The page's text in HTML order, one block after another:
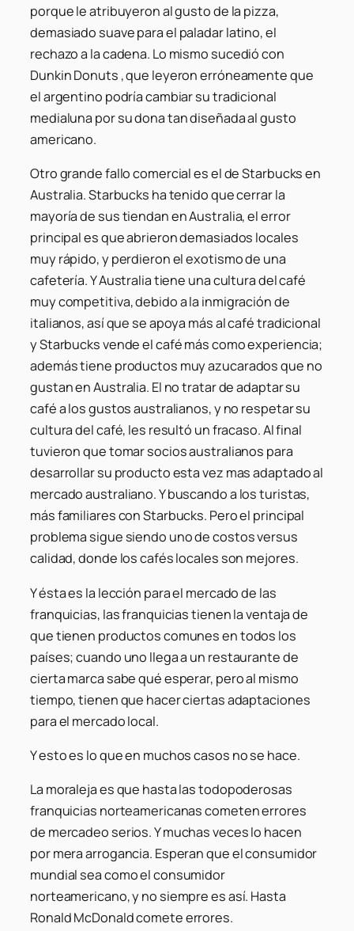
porque le atribuyeron al gusto de la pizza,
demasiado suave para el paladar latino, el
rechazo a la cadena. Lo mismo sucedió con
Dunkin Donuts , que leyeron erróneamente que
el argentino podría cambiar su tradicional
medialuna por su dona tan diseñada al gusto
americano.
Otro grande fallo comercial es el de Starbucks en
Australia. Starbucks ha tenido que cerrar la
mayoría de sus tiendan en Australia, el error
principal es que abrieron demasiados locales
muy rápido, y perdieron el exotismo de una
cafetería. Y Australia tiene una cultura del café
muy competitiva, debido a la inmigración de
italianos, así que se apoya más al café tradicional
y Starbucks vende el café más como experiencia;
además tiene productos muy azucarados que no
gustan en Australia. El no tratar de adaptar su
café a los gustos australianos, y no respetar su
cultura del café, les resultó un fracaso. Al final
tuvieron que tomar socios australianos para
desarrollar su producto esta vez mas adaptado al
mercado australiano. Y buscando a los turistas,
más familiares con Starbucks. Pero el principal
problema sigue siendo uno de costos versus
calidad, donde los cafés locales son mejores.
Y ésta es la lección para el mercado de las
franquicias, las franquicias tienen la ventaja de
que tienen productos comunes en todos los
países; cuando uno llega a un restaurante de
cierta marca sabe qué esperar, pero al mismo
tiempo, tienen que hacer ciertas adaptaciones
para el mercado local.
Y esto es lo que en muchos casos no se hace.
La moraleja es que hasta las todopoderosas
franquicias norteamericanas cometen errores
de mercadeo serios. Y muchas veces lo hacen
por mera arrogancia. Esperan que el consumidor
mundial sea como el consumidor
norteamericano, y no siempre es así. Hasta
Ronald McDonald comete errores.